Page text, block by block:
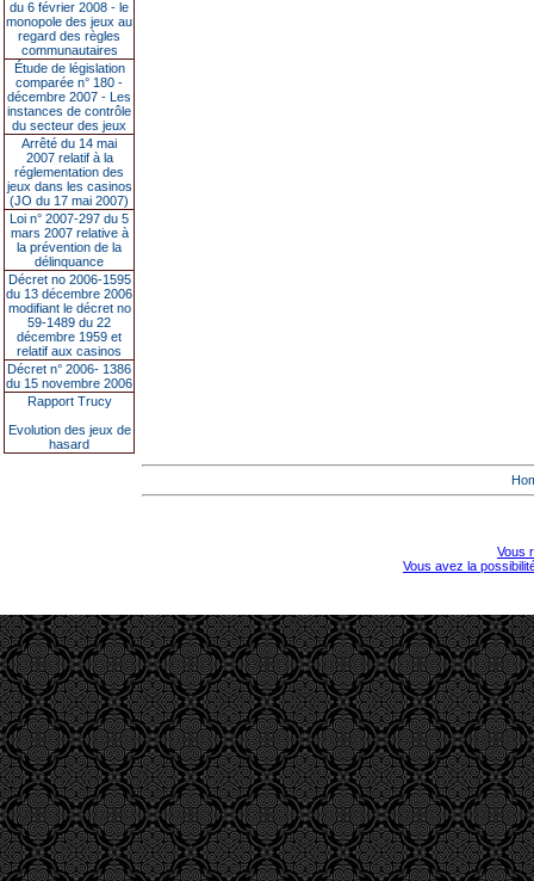
du 6 février 2008 - le
monopole des jeux au
regard des règles
communautaires
Étude de législation
comparée n° 180 -
décembre 2007 - Les
instances de contrôle
du secteur des jeux
Arrêté du 14 mai
2007 relatif à la
réglementation des
jeux dans les casinos
(JO du 17 mai 2007)
Loi n° 2007-297 du 5
mars 2007 relative à
la prévention de la
délinquance
Décret no 2006-1595
du 13 décembre 2006
modifiant le décret no
59-1489 du 22
décembre 1959 et
relatif aux casinos
Décret n° 2006- 1386
du 15 novembre 2006
Rapport Trucy
Evolution des jeux de
hasard
Vous
Vous avez la